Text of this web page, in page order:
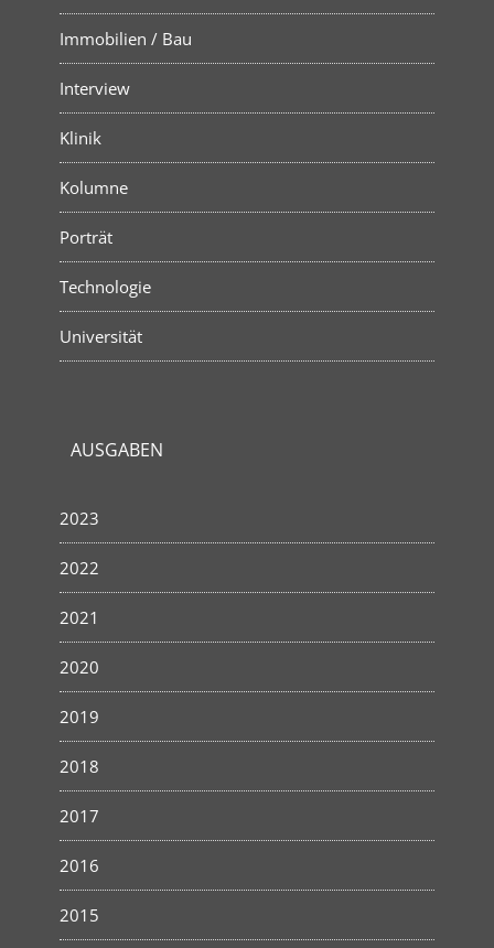
Immobilien / Bau
Interview
Klinik
Kolumne
Porträt
Technologie
Universität
AUSGABEN
2023
2022
2021
2020
2019
2018
2017
2016
2015